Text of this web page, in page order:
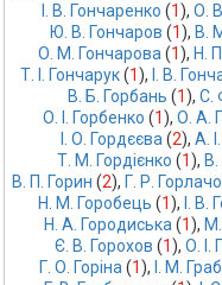
І. В. Гончаренко (1), О.
Ю. В. Гончаров (1), В.
О. М. Гончарова (1), Н.
Т. І. Гончарук (1), І. В.
В. Б. Горбань (1), С.
О. І. Горбенко (1), О. А.
І. О. Гордєєва (2), А.
Т. М. Гордієнко (1),
В. П. Горин (2), Г. Р.
Н. М. Горобець (1), І.
Н. А. Городиська (1),
Є. В. Горохов (1), О. І.
Г. О. Горіна (1), І. М.